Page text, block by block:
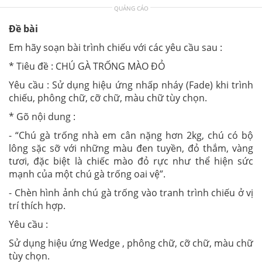
QUẢNG CÁO
Đề bài
Em hãy soạn bài trình chiếu với các yêu cầu sau :
* Tiêu đề : CHÚ GÀ TRỐNG MÀO ĐỎ
Yêu cầu : Sử dụng hiệu ứng nhấp nháy (Fade) khi trình
chiếu, phông chữ, cỡ chữ, màu chữ tùy chọn.
* Gõ nội dung :
- “Chú gà trống nhà em cân nặng hơn 2kg, chú có bộ
lông sặc sỡ với những màu đen tuyền, đỏ thắm, vàng
tươi, đặc biệt là chiếc mào đỏ rực như thể hiện sức
mạnh của một chú gà trống oai vệ”.
- Chèn hình ảnh chú gà trống vào tranh trình chiếu ở vị
trí thích hợp.
Yêu cầu :
Sử dụng hiệu ứng Wedge , phông chữ, cỡ chữ, màu chữ
tùy chọn.